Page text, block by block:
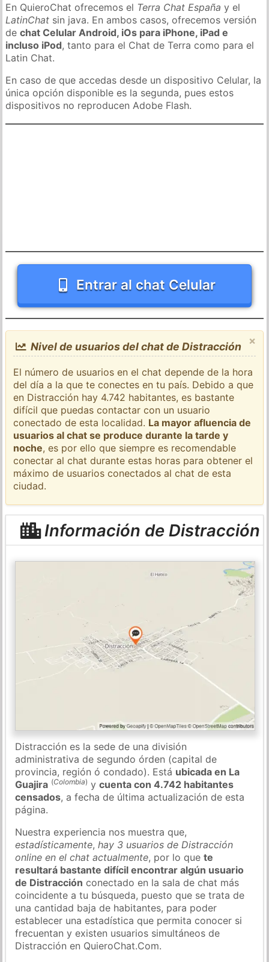
En QuieroChat ofrecemos el Terra Chat España y el
LatinChat sin java. En ambos casos, ofrecemos versión
dechat Celular Android, iOs para iPhone, iPad e
incluso iPod, tanto para el Chat de Terra como para el
Latin Chat.
En caso de que accedas desde un dispositivo Celular, la
única opción disponible es la segunda, pues estos
dispositivos no reproducen Adobe Flash.
Entrar al chat Celular
×
Nivel de usuarios del chat de Distracción
El número de usuarios en el chat depende de la hora
del día a la que te conectes en tu país. Debido a que
en Distracción hay 4.742 habitantes, es bastante
difícil que puedas contactar con un usuario
conectado de esta localidad. La mayor afluencia de
usuarios al chat se produce durante la tarde y
noche, es por ello que siempre es recomendable
conectar al chat durante estas horas para obtener el
máximo de usuarios conectados al chat de esta
ciudad.
Información de Distracción
Distracción es la sede de una división
administrativa de segundo órden (capital de
provincia, región ó condado). Está ubicada en La
Guajira (Colombia) ycuenta con 4.742 habitantes
censados, a fecha de última actualización de esta
página.
Nuestra experiencia nos muestra que,
estadísticamente,hay 3 usuarios de Distracción
online en el chat actualmente, por lo quete
resultará bastante difícil encontrar algún usuario
de Distracción conectado en la sala de chat más
coincidente a tu búsqueda, puesto que se trata de
una cantidad baja de habitantes, para poder
establecer una estadística que permita conocer si
frecuentan y existen usuarios simultáneos de
Distracción en QuieroChat.Com.